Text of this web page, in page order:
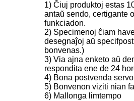
1) Ĉiuj produktoj estas
antaŭ sendo, certigante
funkciadon.
2) Specimenoj ĉiam
desegnaĵoj aŭ
bonvenas.)
3) Via ajna enketo aŭ
respondita ene de 24
4) Bona postvenda servo
5) Bonvenon viziti nian
6) Mallonga limtempo